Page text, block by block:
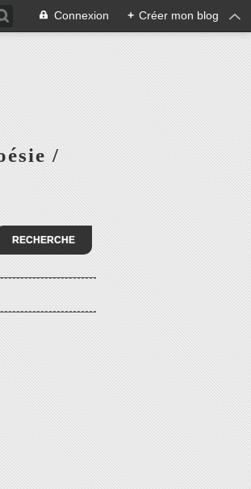
Connexion + Créer mon blog
/